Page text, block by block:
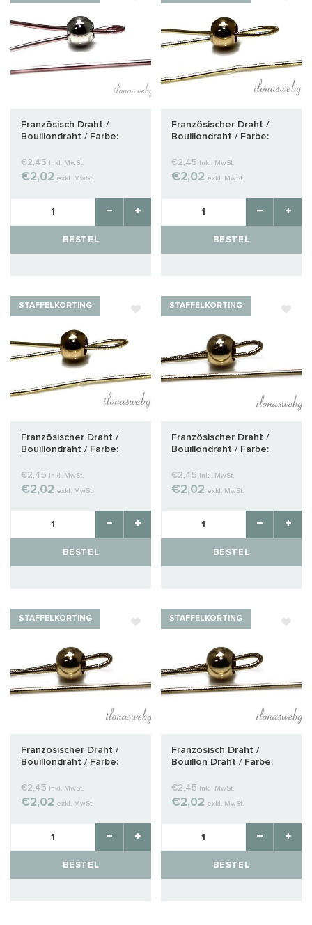
Französisch Draht /
Bouillondraht / Farbe:
€2,45 Inkl. MwSt.
€2,02 exkl. MwSt.
BESTEL
Französischer Draht /
Bouillondraht / Farbe:
€2,45 Inkl. MwSt.
€2,02 exkl. MwSt.
BESTEL
STAFFELKORTING
Französischer Draht /
Bouillondraht / Farbe:
€2,45 Inkl. MwSt.
€2,02 exkl. MwSt.
BESTEL
STAFFELKORTING
Französischer Draht /
Bouillondraht / Farbe:
€2,45 Inkl. MwSt.
€2,02 exkl. MwSt.
BESTEL
STAFFELKORTING
Französischer Draht /
Bouillondraht / Farbe:
€2,45 Inkl. MwSt.
€2,02 exkl. MwSt.
BESTEL
STAFFELKORTING
Französisch Draht /
Bouillon Draht / Farbe:
€2,45 Inkl. MwSt.
€2,02 exkl. MwSt.
BESTEL